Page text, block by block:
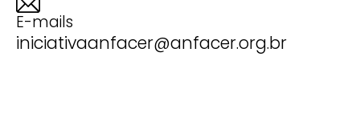
E-mails
iniciativaanfacer@anfacer.org.br